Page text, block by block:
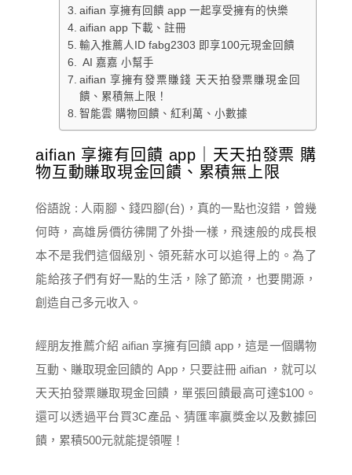
aifian 享擁有回饋 app 一起享受擁有的快樂
aifian app 下載、註冊
輸入推薦人ID fabg2303 即享100元現金回饋
AI 嘉嘉 小幫手
aifian 享擁有發票賺錢 天天拍發票賺現金回
饋、累積無上限！
智能雲 購物回饋、紅利萬、小數據
aifian 享擁有回饋 app｜天天拍發票 購
物互動賺取現金回饋、累積無上限
俗語說 : 人兩腳、錢四腳(台)，真的一點也沒錯，曾幾
何時，高雄房價彷彿開了外掛一樣，飛速般的成長根
本不是我們這個級別、領死薪水可以追得上的。為了
能給孩子們有好一點的生活，除了節流，也要開源，
創造自己多元收入。
經朋友推薦介紹 aifian 享擁有回饋 app，這是一個購物
互動、賺取現金回饋的 App，只要註冊 aifian ，就可以
天天拍發票賺取現金回饋，單張回饋最高可達$100。
還可以透過平台買3C產品、猜匯率贏獎金以及數據回
饋，累積500元就能提領喔！